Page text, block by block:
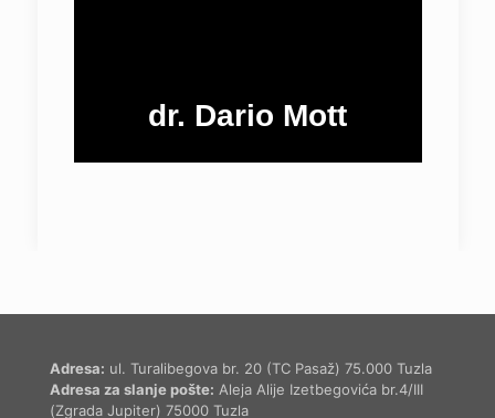
dr. Dario Mott
Adresa: ul. Turalibegova br. 20 (TC Pasaž) 75.000 Tuzla
Adresa za slanje pošte: Aleja Alije Izetbegovića br.4/III
(Zgrada Jupiter) 75000 Tuzla